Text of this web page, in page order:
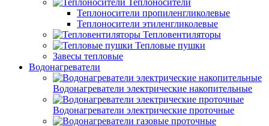
Теплоносители
Теплоносители пропиленгликолевые
Теплоносители этиленгликолевые
Тепловентиляторы
Тепловые пушки
Завесы тепловые
Водонагреватели
Водонагреватели электрические накопительные
Водонагреватели электрические проточные